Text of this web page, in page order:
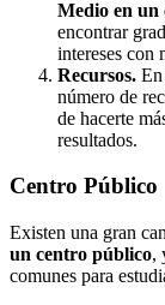
Medio en
encontrar
intereses con
Recursos. En
número de
de hacerte
resultados.
Centro Público
Existen una gran
un centro público,
comunes para